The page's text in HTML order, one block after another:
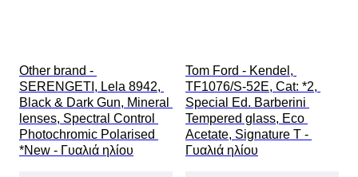
Other brand -
SERENGETI, Lela 8942,
Black & Dark Gun, Mineral
lenses, Spectral Control
Photochromic Polarised
*New - Γυαλιά ηλίου
Tom Ford - Kendel,
TF1076/S-52E, Cat: *2,
Special Ed. Barberini
Tempered glass, Eco
Acetate, Signature T -
Γυαλιά ηλίου